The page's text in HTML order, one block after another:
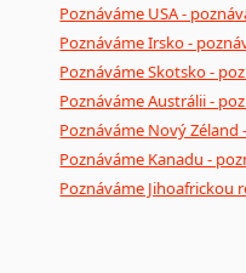
Poznáváme USA -
Poznáváme Irsko -
Poznáváme Skotsko -
Poznáváme Austrálii -
Poznáváme Nový Zéland
Poznáváme Kanadu -
Poznáváme Jihoafrickou